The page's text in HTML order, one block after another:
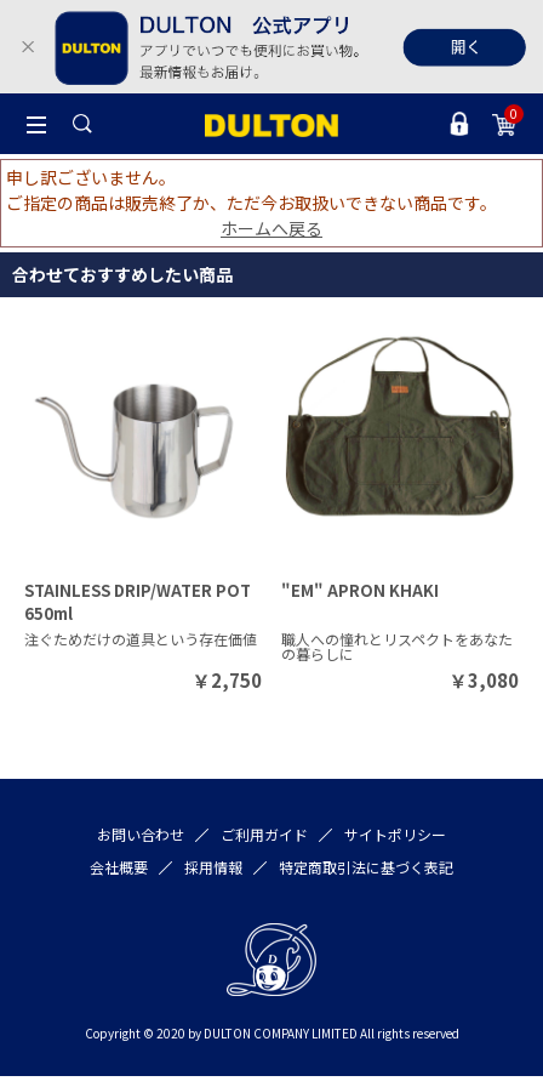
0
申し訳ございません。
ご指定の商品は販売終了か、ただ今お取扱いできない商品です。
ホームへ戻る
合わせておすすめしたい商品
STAINLESS DRIP/WATER POT
650ml
注ぐためだけの道具という存在価値
￥2,750
"EM" APRON KHAKI
職人への憧れとリスペクトをあなた
の暮らしに
￥3,080
お問い合わせ ご利用ガイド
サイトポリシー
会社概要
採用情報 特定商取引法に基づく表記
Copyright © 2020 by DULTON COMPANY LIMITED All rights reserved